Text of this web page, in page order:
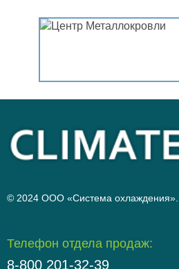
© 2024 ООО «Система
Телефон отдела продаж:
8-800 201-32-39